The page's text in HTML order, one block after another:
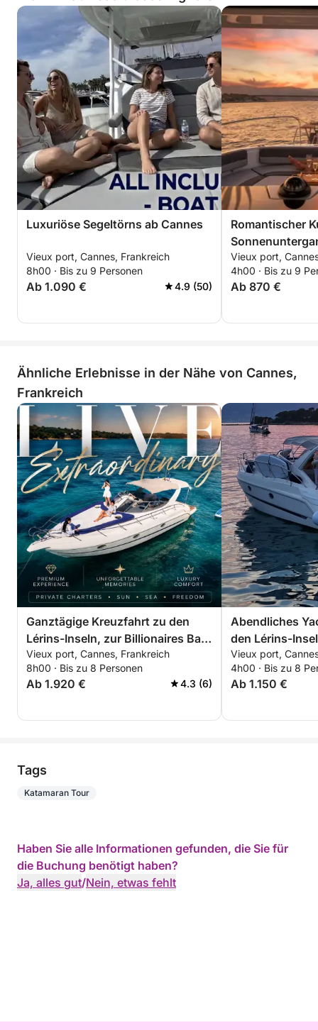
Freunde oder Familien, um die schönsten Orte der
Côte d’Azur vom Wasser aus zu entdecken.
Luxuriöse Segeltörns ab Cannes
Vieux port, Cannes, Frankreich
8h00 · Bis zu 9 Personen
Ab 1.090 € 4.9 (50)
Romantischer
auf See
Vieux port,
4h00 · Bis zu 9
Ab 870 €
Ähnliche Erlebnisse in der Nähe von Cannes,
Frankreich
Ganztägige Kreuzfahrt zu den
Lérins-Inseln, zur Billionaires Bay
und nach Théoule-sur-Mer
Vieux port, Cannes, Frankreich
8h00 · Bis zu 8 Personen
Ab 1.920 € 4.3 (6)
Abendliches
den Lérins-
Vieux port,
4h00 · Bis zu 8
Ab 1.150 €
Tags
Katamaran Tour
Haben Sie alle Informationen gefunden, die Sie für
die Buchung benötigt haben?
Ja, alles gut/Nein, etwas fehlt